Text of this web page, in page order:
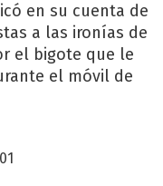
en su cuenta de
a las ironías de
el bigote que le
el móvil de